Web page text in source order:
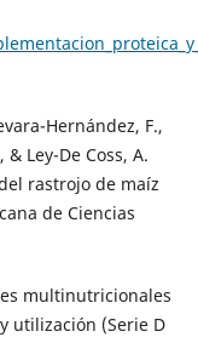
Hernández, F.,
Ley-De Coss, A.
rastrojo de maíz
de Ciencias
multinutricionales
utilización (Serie D